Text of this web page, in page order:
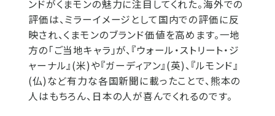
ンドがくまモンの魅力に注目してくれた。海外での
評価は、ミラーイメージとして国内での評価に反
映され、くまモンのブランド価値を高めます。一地
方の「ご当地キャラ」が、『ウォール・ストリート・ジ
ャーナル』(米)や『ガーディアン』(英)、『ルモンド』
(仏)など有力な各国新聞に載ったことで、熊本の
人はもちろん、日本の人が喜んでくれるのです。